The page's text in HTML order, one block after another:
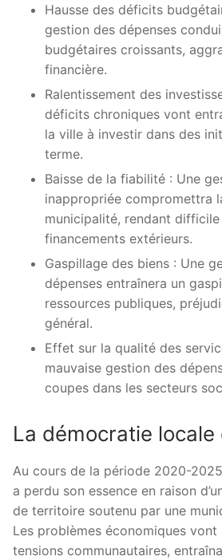
Hausse des déficits
gestion des dépenses
budgétaires croissants,
financière.
Ralentissement des
déficits chroniques vont
la ville à investir dans des
terme.
Baisse de la fiabilité : Une
inappropriée compromettra
municipalité, rendant difficile
financements extérieurs.
Gaspillage des biens : Une
dépenses entraînera un
ressources publiques,
général.
Effet sur la qualité des
mauvaise gestion des
coupes dans les secteurs
La démocratie locale
Au cours de la période 2020-
a perdu son essence en raison
de territoire soutenu par une
Les problèmes économiques
tensions communautaires,